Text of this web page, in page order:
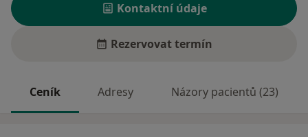
Kontaktní údaje
Rezervovat termín
Ceník Adresy Názory pacientů (23)